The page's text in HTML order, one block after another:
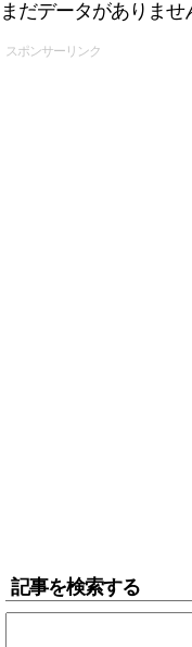
まだデータがありませ
スポンサーリンク
記事を検索する